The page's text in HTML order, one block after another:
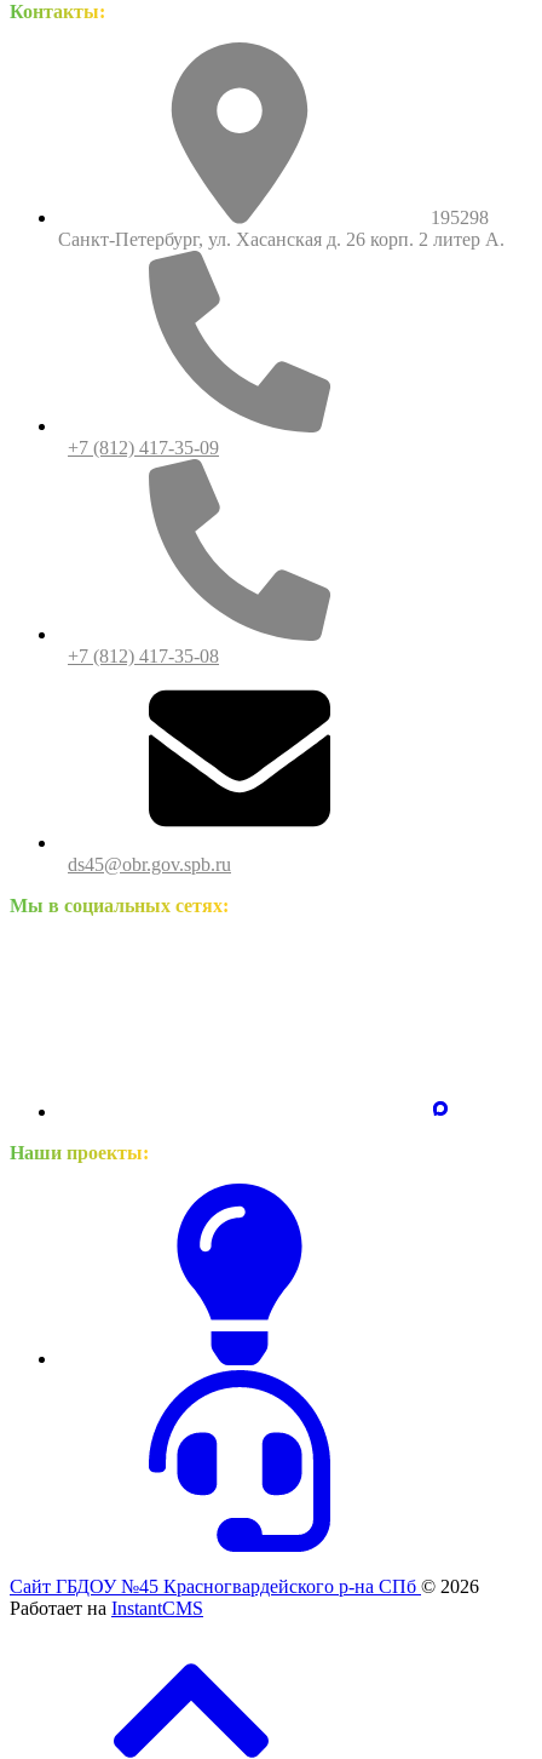
Контакты:
195298
Санкт-Петербург, ул. Хасанская д. 26 корп. 2 литер А.
+7 (812) 417-35-09
+7 (812) 417-35-08
ds45@obr.gov.spb.ru
Мы в социальных сетях:
Наши проекты:
Сайт ГБДОУ №45 Красногвардейского р-на СПб © 2026
Работает на InstantCMS